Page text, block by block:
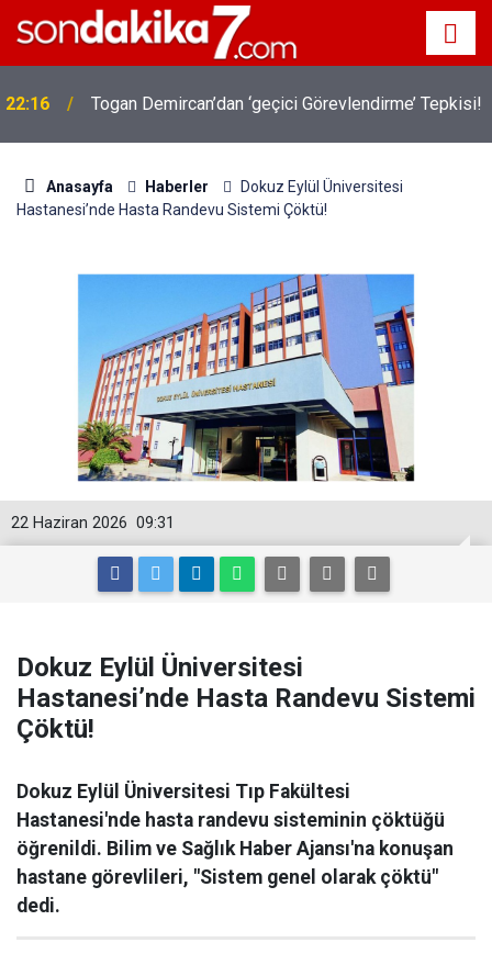
22:16 Togan Demircan’dan ‘geçici Görevlendirme’ Tepkisi!
Anasayfa Haberler
Dokuz Eylül Üniversitesi
Hastanesi’nde Hasta Randevu Sistemi Çöktü!
09:31
22 Haziran 2026
Dokuz Eylül Üniversitesi
Hastanesi’nde Hasta Randevu Sistemi
Çöktü!
Dokuz Eylül Üniversitesi Tıp Fakültesi
Hastanesi'nde hasta randevu sisteminin çöktüğü
öğrenildi. Bilim ve Sağlık Haber Ajansı'na konuşan
hastane görevlileri, "Sistem genel olarak çöktü"
dedi.